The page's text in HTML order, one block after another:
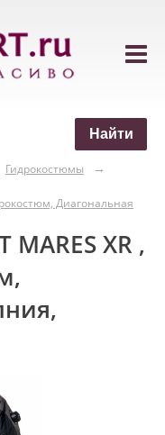
Гидрокостюмы
Диагональная
MARES XR ,